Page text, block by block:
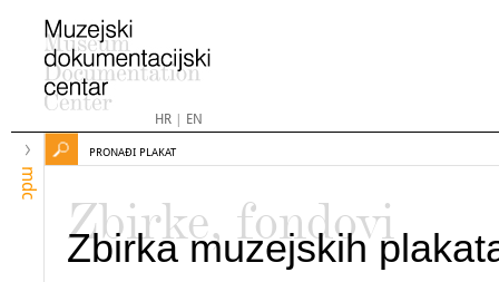
HR| EN
mdc
PRONAĐI PLAKAT
Zbirke, fondovi
Zbirka muzejskih